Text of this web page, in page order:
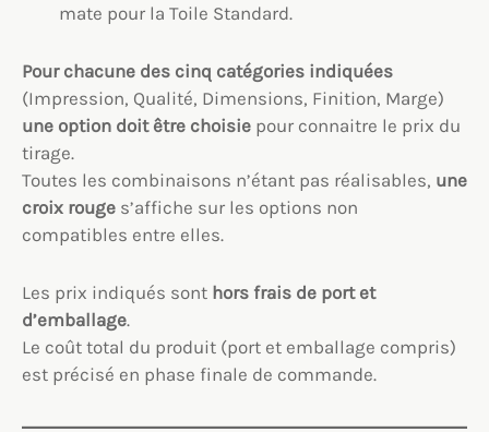
mate pour la Toile Standard.
Pour chacune des cinq catégories indiquées
(Impression, Qualité, Dimensions, Finition, Marge)
une option doit être choisie pour connaitre le prix du
tirage.
Toutes les combinaisons n’étant pas réalisables, une
croix rouge s’affiche sur les options non
compatibles entre elles.
Les prix indiqués sont hors frais de port et
d’emballage.
Le coût total du produit (port et emballage compris)
est précisé en phase finale de commande.